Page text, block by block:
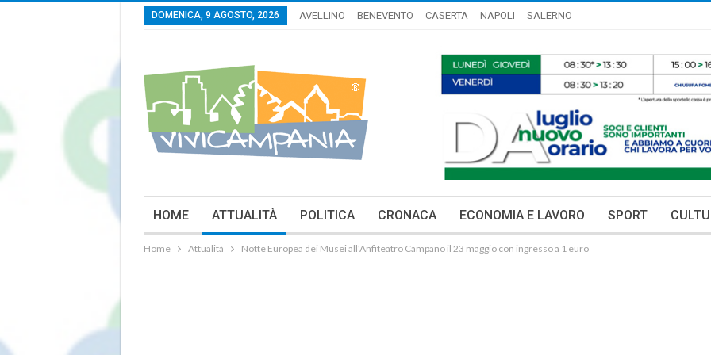
DOMENICA, 9 AGOSTO, 2026 AVELLINO BENEVENTO CASERTA NAPOLI SALERNO
HOME ATTUALITÀ POLITICA CRONACA ECONOMIA E LAVORO SPORT
Home Attualità Notte Europea dei Musei all’Anfiteatro Campano il 23 maggio con ingresso a 1 euro